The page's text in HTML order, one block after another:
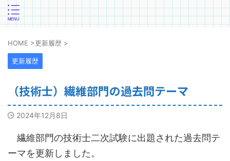
HOME >更新履歴 >
更新履歴
（技術士）繊維部門の過去問テーマ
2024年12月8日
繊維部門の技術士二次試験に出題された過去問テ
ーマを更新しました。